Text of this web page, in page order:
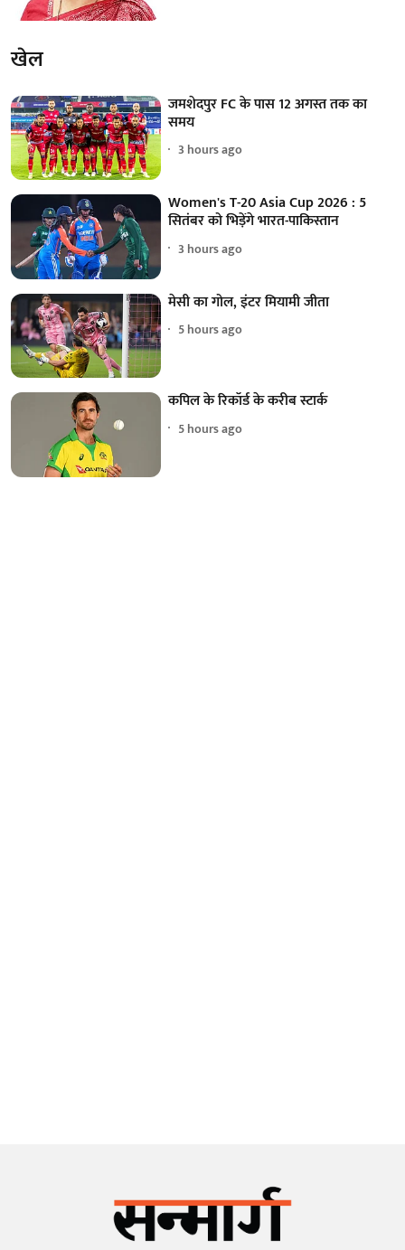
खेल
जमशेदपुर FC के पास 12 अगस्त तक का
समय
3 hours ago
Women's T-20 Asia Cup 2026 : 5
सितंबर को भिड़ेंगे भारत-पाकिस्तान
3 hours ago
मेसी का गोल, इंटर मियामी जीता
5 hours ago
कपिल के रिकॉर्ड के करीब स्टार्क
5 hours ago